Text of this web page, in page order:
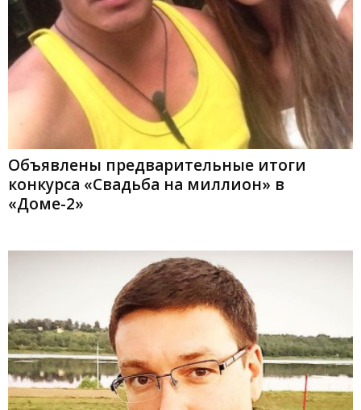
Объявлены предварительные итоги
конкурса «Свадьба на миллион» в
«Доме-2»